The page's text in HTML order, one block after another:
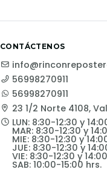
CONTÁCTENOS
56998270911
56998270911
23 1/2 Norte 4108,
LUN: 8:30-12:30 y
MAR: 8:30-12:30 y
MIE: 8:30-12:30 y
JUE: 8:30-12:30 y
VIE: 8:30-12:30 y
SAB: 10:00-15:00 hrs.